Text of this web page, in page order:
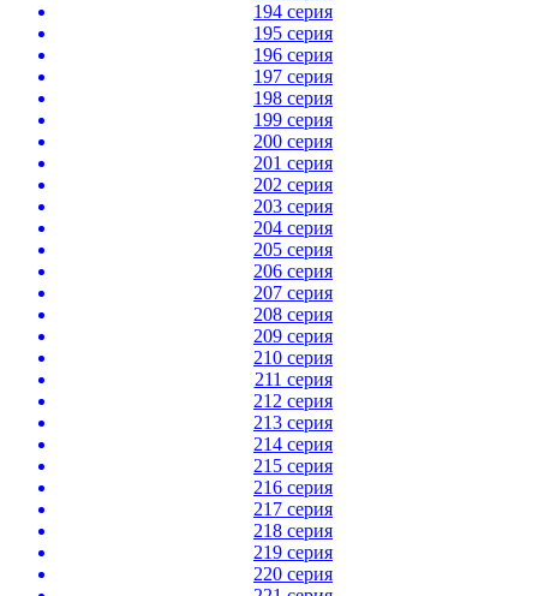
194 серия
195 серия
196 серия
197 серия
198 серия
199 серия
200 серия
201 серия
202 серия
203 серия
204 серия
205 серия
206 серия
207 серия
208 серия
209 серия
210 серия
211 серия
212 серия
213 серия
214 серия
215 серия
216 серия
217 серия
218 серия
219 серия
220 серия